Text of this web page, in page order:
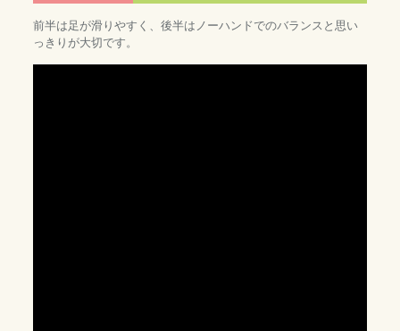
前半は足が滑りやすく、後半はノーハンドでのバランスと思い
っきりが大切です。